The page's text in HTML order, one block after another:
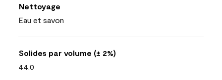
Nettoyage
Eau et savon
Solides par volume (± 2%)
44.0